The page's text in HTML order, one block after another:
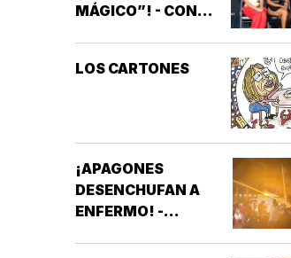
MÁGICO”! - CON
LOS CARTONES
¡APAGONES
DESENCHUFAN A
ENFERMO! -